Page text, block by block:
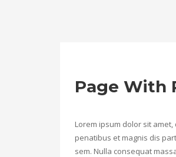
Page With
Lorem ipsum dolor sit
penatibus et magnis dis
sem. Nulla consequat